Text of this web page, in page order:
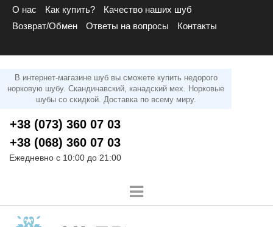
О нас Как купить?
Качество наших шуб
Возврат/Обмен
Ответы на вопросы Контакты
В интернет-магазине шуб вы сможете купить недорого
норковую шубу. Скандинавский, канадский мех. Норковые
шубы со скидкой. Доставка по всему миру.
+38 (073) 360 07 03
+38 (068) 360 07 03
Ежедневно с 10:00 до 21:00